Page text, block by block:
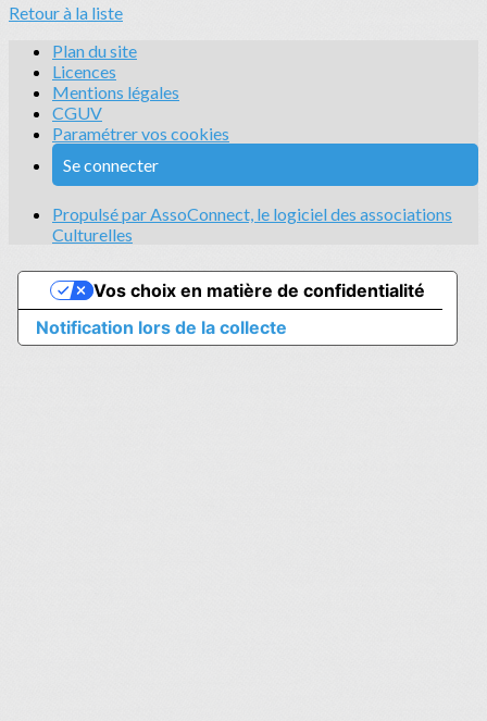
Retour à la liste
Plan du site
Licences
Mentions légales
CGUV
Paramétrer vos cookies
Se connecter
Propulsé par AssoConnect, le logiciel des associations
Culturelles
Notification lors de la collecte
Vos choix en matière de confidentialité